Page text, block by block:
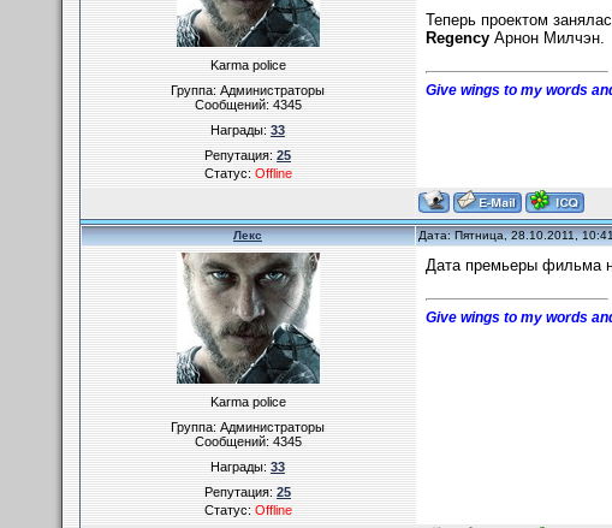
Karma police
Группа: Администраторы
Сообщений:4345
Награды:33
Репутация:25
Статус:Offline
Теперь проектом
RegencyАрнон Милчэн.
Give wings to my words
Лекс Дата: Пятница, 28.10.2011,
Karma police
Группа: Администраторы
Сообщений:4345
Награды:33
Репутация:25
Статус:Offline
Дата премьеры фильма
Give wings to my words